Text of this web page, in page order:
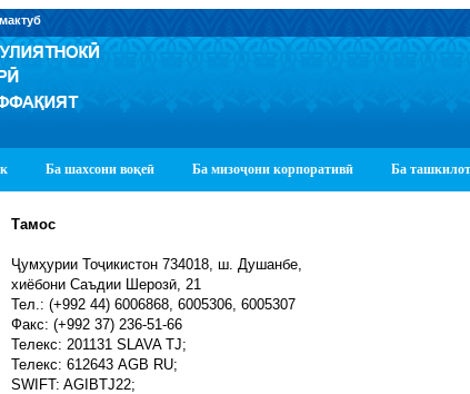
Ба шахсони воқеӣ Ба мизоҷони корпоративӣ Ба
Тамос
Ҷумҳурии Тоҷикистон 734018, ш. Душанбе,
хиёбони Саъдии Шерозӣ, 21
Тел.: (+992 44) 6006868, 6005306, 6005307
Факс: (+992 37) 236-51-66
Телекс: 201131 SLAVA TJ;
Телекс: 612643 AGB RU;
SWIFT: AGIBTJ22;